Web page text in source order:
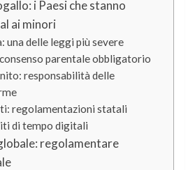
i Paesi che stanno
ai minori
una delle leggi più severe
parentale obbligatorio
responsabilità delle
regolamentazioni statali
di tempo digitali
regolamentare